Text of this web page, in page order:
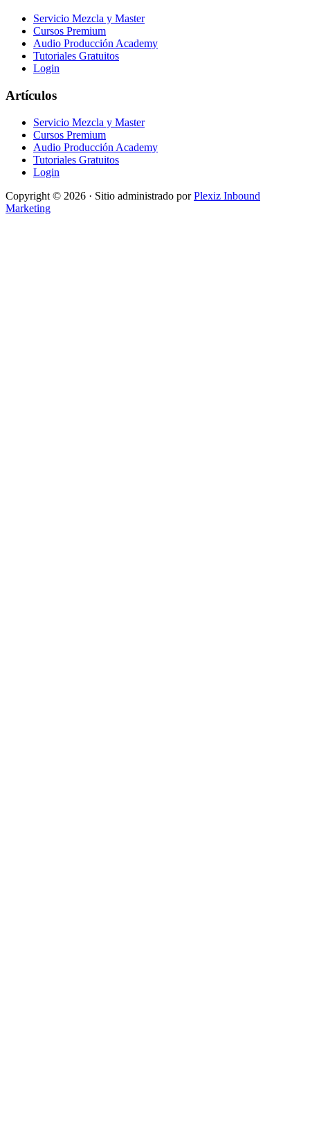
Servicio Mezcla y Master
Cursos Premium
Audio Producción Academy
Tutoriales Gratuitos
Login
Artículos
Servicio Mezcla y Master
Cursos Premium
Audio Producción Academy
Tutoriales Gratuitos
Login
Copyright © 2026 · Sitio administrado porPlexiz Inbound
Marketing